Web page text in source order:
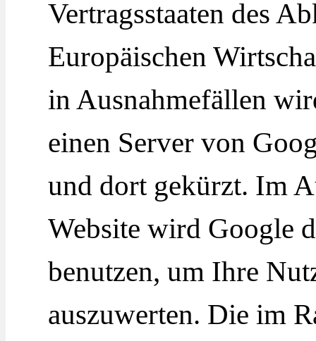
Vertragsstaaten des
Europäischen
in Ausnahmefällen
einen Server von
und dort gekürzt. Im
Website wird Google
benutzen, um Ihre
auszuwerten. Die im